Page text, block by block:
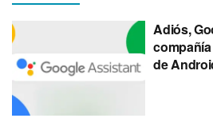
Adiós,
de